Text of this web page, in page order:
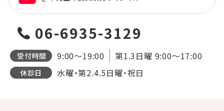
06-6935-3129
受付時間 9:00～19:00 第1.3日曜 9:00～17:00
休診日 水曜・第2.4.5日曜・祝日